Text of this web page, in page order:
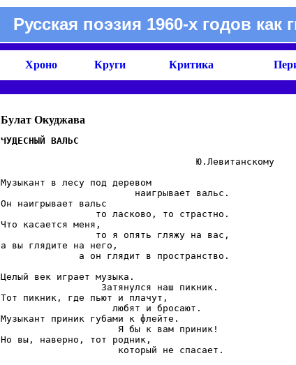
Русская поэзия 1960-х годов как
Хроно Круги Критика
Булат Окуджава
                                   Ю.Левитанскому
Музыкант в лесу под деревом
                        наигрывает вальс.
Он наигрывает вальс
                 то ласково, то страстно.
Что касается меня,
                 то я опять гляжу на вас,
а вы глядите на него,
              а он глядит в пространство.
Целый век играет музыка.
                  Затянулся наш пикник.
Тот пикник, где пьют и плачут,
                    любят и бросают.
Музыкант приник губами к флейте.
                     Я бы к вам приник!
Но вы, наверно, тот родник,
                     который не спасает.